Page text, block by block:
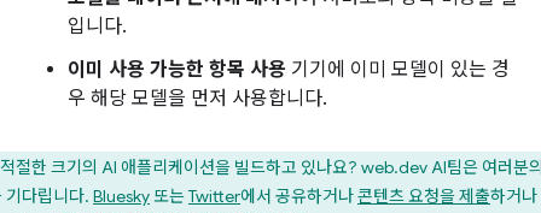
입니다.
이미 사용 가능한 항목 사용 기기에 이미 모델이 있는 경
우 해당 모델을 먼저 사용합니다.
적절한 크기의 AI 애플리케이션을 빌드하고 있나요? web.dev AI팀은 여러분
기다립니다. Bluesky 또는Twitter에서 공유하거나콘텐츠 요청을 제출하거나